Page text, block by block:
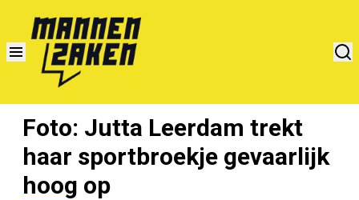
Foto: Jutta Leerdam trekt
haar sportbroekje gevaarlijk
hoog op